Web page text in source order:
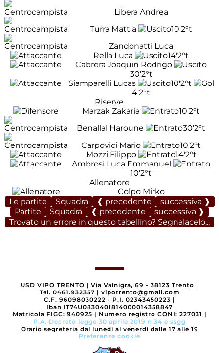
Libera Andrea
Turra Mattia
10'2°t
Zandonatti Luca
Rella Luca
14'2°t
Cabrera Joaquin Rodrigo
30'2°t
Siamparelli Lucas
10'2°t
4'2°t
Riserve
Marzak Zakaria
10'2°t
Benallal Haroune
30'2°t
Carpovici Mario
10'2°t
Mozzi Filippo
14'2°t
Ambrosi Luca Emmanuel
10'2°t
Allenatore
Colpo Mirko
Le partite
Squadra ❰ precedente
successiva ❱
Partite
Squadra ❰ precedente
successiva ❱
Trovato un errore in questo tabellino? Segnalacelo...
USD VIPO TRENTO | Via Valnigra, 69 - 38123 Trento |
Tel. 0461.932357 | vipotrento@gmail.com
C.F. 96098030222 - P.I. 02343450223 |
Iban IT74U0830401814000014358847
Matricola FIGC: 940925 | Numero registro CONI: 227031 |
P.A. Decreto legge 30 aprile 2019 n.34 e ssgg
Orario segreteria dal lunedì al venerdì dalle 17 alle 19
Preferenze cookie